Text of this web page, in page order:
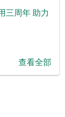
三周年 助力
查看全部